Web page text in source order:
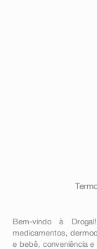
Bem-vindo à
medicamentos ,
e bebê, conveniênciae